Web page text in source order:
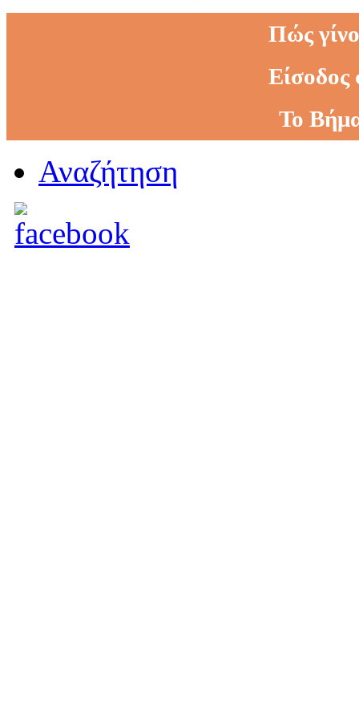
Πώς
Είσοδος
Το
Αναζήτηση